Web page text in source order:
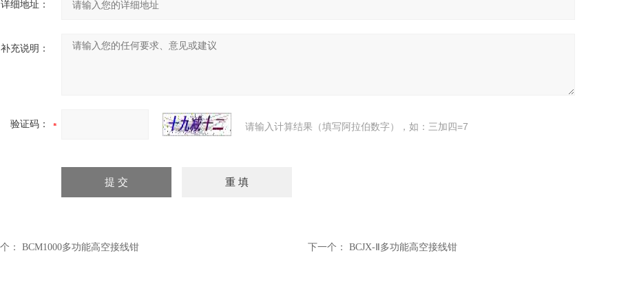
详细地址：
补充说明：
验证码： 请输入计算结果（填写阿拉伯数字），如：三加四=7
： BCM1000多功能高空接线钳 下一个： BCJX-Ⅱ多功能高空接线钳